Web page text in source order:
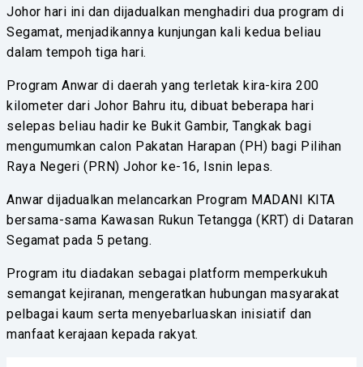
Johor hari ini dan dijadualkan menghadiri dua program di
Segamat, menjadikannya kunjungan kali kedua beliau
dalam tempoh tiga hari.
Program Anwar di daerah yang terletak kira-kira 200
kilometer dari Johor Bahru itu, dibuat beberapa hari
selepas beliau hadir ke Bukit Gambir, Tangkak bagi
mengumumkan calon Pakatan Harapan (PH) bagi Pilihan
Raya Negeri (PRN) Johor ke-16, Isnin lepas.
Anwar dijadualkan melancarkan Program MADANI KITA
bersama-sama Kawasan Rukun Tetangga (KRT) di Dataran
Segamat pada 5 petang.
Program itu diadakan sebagai platform memperkukuh
semangat kejiranan, mengeratkan hubungan masyarakat
pelbagai kaum serta menyebarluaskan inisiatif dan
manfaat kerajaan kepada rakyat.